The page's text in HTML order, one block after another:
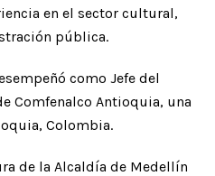
en el sector cultural,
pública.
como Jefe del
Comfenalco Antioquia, una
Colombia.
de la Alcaldía de Medellín